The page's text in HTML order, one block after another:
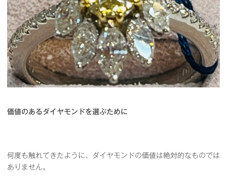
価値のあるダイヤモンドを選ぶために
何度も触れてきたように、ダイヤモンドの価値は絶対的なものでは
ありません。